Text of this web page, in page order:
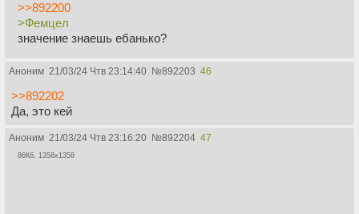
>>892200
>Фемцел
значение знаешь ебанько?
Аноним 21/03/24 Чтв 23:14:40 №892203 46
>>892202
Да, это кей
Аноним 21/03/24 Чтв 23:16:20 №892204 47
86Кб, 1358x1358